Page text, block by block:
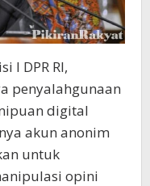
I DPR RI,
penyalahgunaan
digital
akun anonim
untuk
opini